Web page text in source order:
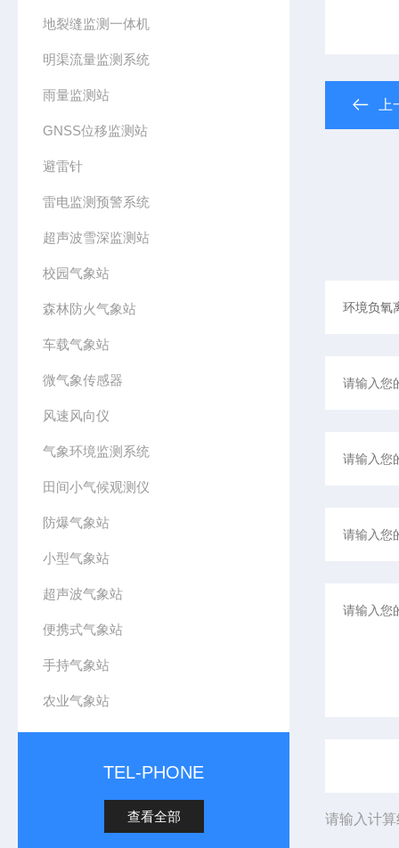
地裂缝监测一体机
明渠流量监测系统
雨量监测站
GNSS位移监测站
避雷针
雷电监测预警系统
超声波雪深监测站
校园气象站
森林防火气象站
车载气象站
微气象传感器
风速风向仪
气象环境监测系统
田间小气候观测仪
防爆气象站
小型气象站
超声波气象站
便携式气象站
手持气象站
农业气象站
TEL-PHONE
查看全部 请输入计